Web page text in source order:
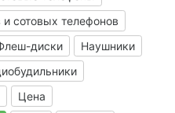
сотовых телефонов
диски
Наушники
Цена